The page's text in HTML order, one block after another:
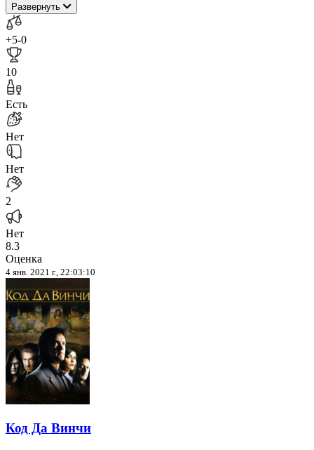
Развернуть
+5-0
10
Есть
Нет
Нет
2
Нет
8.3
Оценка
4 янв. 2021 г., 22:03:10
Код Да Винчи